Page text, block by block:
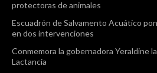
protectoras de animales
Escuadrón de Salvamento Acuático
en dos intervenciones
Conmemora la gobernadora Yeraldine
Lactancia